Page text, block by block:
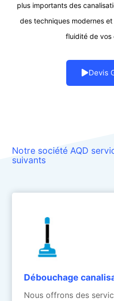
plus importants des
des techniques modernes
fluidité de vos
Devis
Notre société AQD
suivants
Débouchage
Nous offrons des